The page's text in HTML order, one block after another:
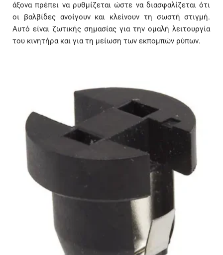
άξονα πρέπει να ρυθμίζεται ώστε να διασφαλίζεται ότι
οι βαλβίδες ανοίγουν και κλείνουν τη σωστή στιγμή.
Αυτό είναι ζωτικής σημασίας για την ομαλή λειτουργία
του κινητήρα και για τη μείωση των εκπομπών ρύπων.